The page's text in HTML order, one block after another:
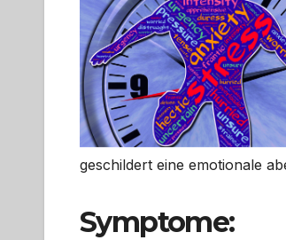
geschildert eine emotionale
Symptome: